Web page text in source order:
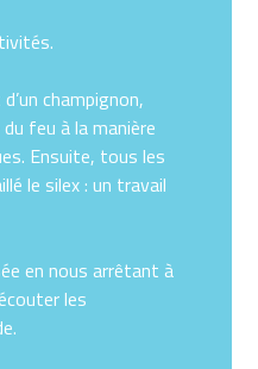
champignon,
feu à la manière
Ensuite, tous les
le silex : un travail
en nous arrêtant à
les